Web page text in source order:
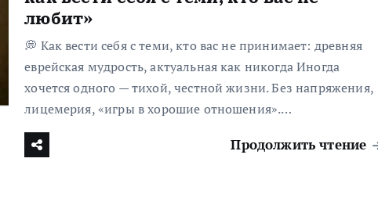
любит»
💭 Как вести себя с теми, кто вас не принимает: древняя
еврейская мудрость, актуальная как никогда Иногда
хочется одного — тихой, честной жизни. Без напряжения,
лицемерия, «игры в хорошие отношения».…
Продолжить чтение